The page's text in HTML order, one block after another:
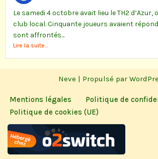
Le samedi 4 octobre avait lieu le TH2 d’Azur,
club local. Cinquante joueurs avaient
sont affrontés...
Lire la suite...
Neve | Propulsé par
Mentions légales
Politique de
Politique de cookies (UE)